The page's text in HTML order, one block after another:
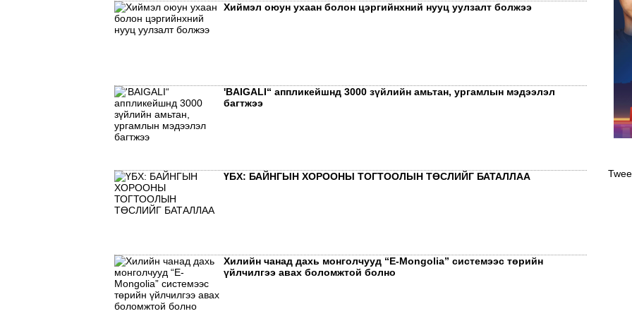
Хиймэл оюун ухаан болон цэргийнхний нууц уулзалт болжээ
'BAIGALI“ аппликейшнд 3000 зүйлийн амьтан, ургамлын мэдээлэл
багтжээ
ҮБХ: БАЙНГЫН ХОРООНЫ ТОГТООЛЫН ТӨСЛИЙГ БАТАЛЛАА
Хилийн чанад дахь монголчууд “Е-Mongolia” системээс төрийн
үйлчилгээ авах боломжтой болно